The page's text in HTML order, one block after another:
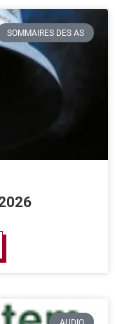
SOMMAIRES DES AS